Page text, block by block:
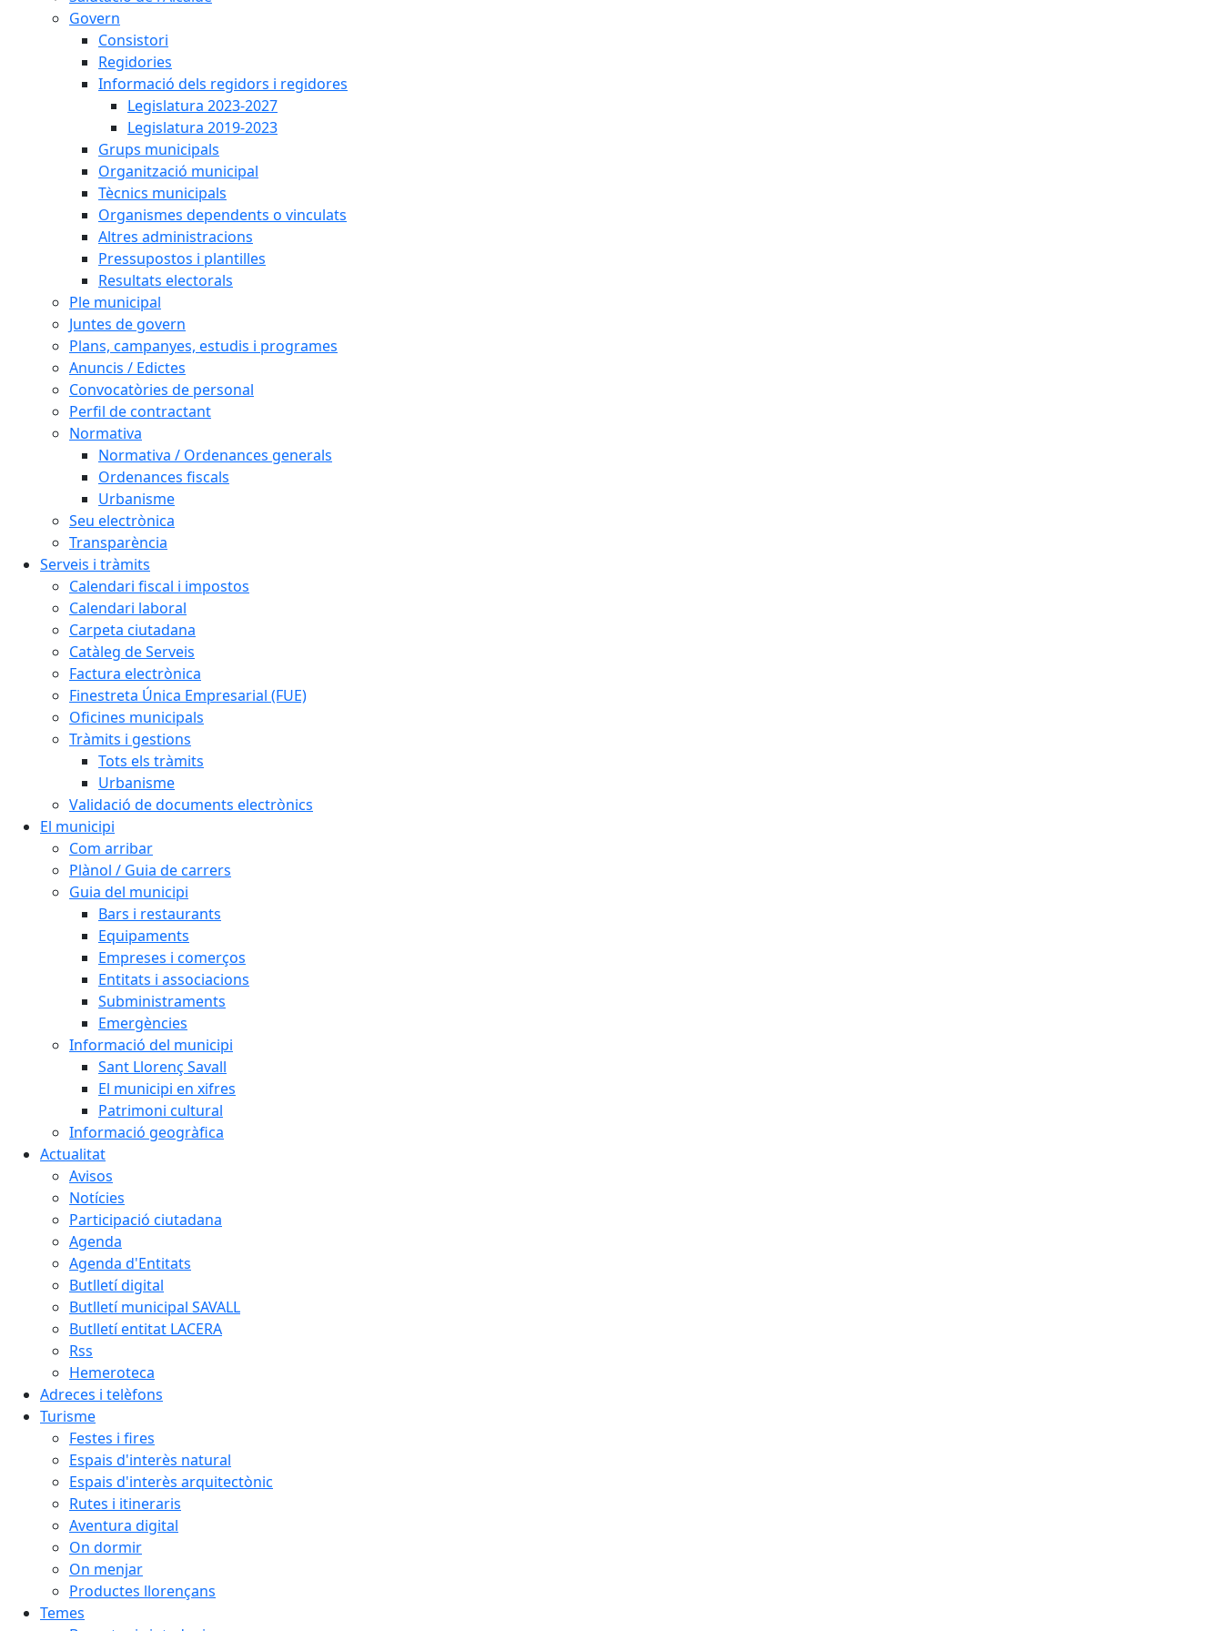
Govern
Consistori
Regidories
Informació dels regidors i regidores
Legislatura 2023-2027
Legislatura 2019-2023
Grups municipals
Organització municipal
Tècnics municipals
Organismes dependents o vinculats
Altres administracions
Pressupostos i plantilles
Resultats electorals
Ple municipal
Juntes de govern
Plans, campanyes, estudis i programes
Anuncis / Edictes
Convocatòries de personal
Perfil de contractant
Normativa
Normativa / Ordenances generals
Ordenances fiscals
Urbanisme
Seu electrònica
Transparència
Serveis i tràmits
Calendari fiscal i impostos
Calendari laboral
Carpeta ciutadana
Catàleg de Serveis
Factura electrònica
Finestreta Única Empresarial (FUE)
Oficines municipals
Tràmits i gestions
Tots els tràmits
Urbanisme
Validació de documents electrònics
El municipi
Com arribar
Plànol / Guia de carrers
Guia del municipi
Bars i restaurants
Equipaments
Empreses i comerços
Entitats i associacions
Subministraments
Emergències
Informació del municipi
Sant Llorenç Savall
El municipi en xifres
Patrimoni cultural
Informació geogràfica
Actualitat
Avisos
Notícies
Participació ciutadana
Agenda
Agenda d'Entitats
Butlletí digital
Butlletí municipal SAVALL
Butlletí entitat LACERA
Rss
Hemeroteca
Adreces i telèfons
Turisme
Festes i fires
Espais d'interès natural
Espais d'interès arquitectònic
Rutes i itineraris
Aventura digital
On dormir
On menjar
Productes llorençans
Temes